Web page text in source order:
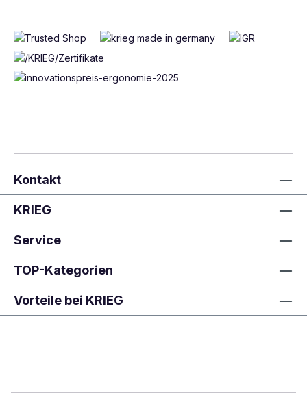
Kontakt
KRIEG
Service
TOP-Kategorien
Vorteile bei KRIEG